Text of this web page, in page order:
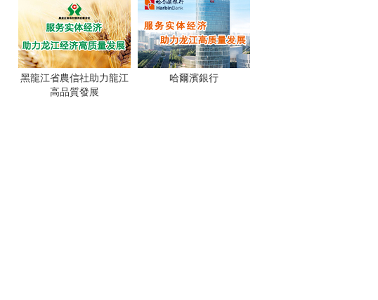
黑龍江省農信社助力龍江
高品質發展
哈爾濱銀行